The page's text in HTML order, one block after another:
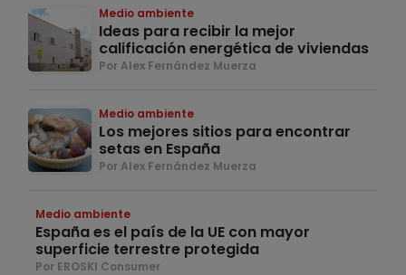
Medio ambiente
Ideas para recibir la mejor
calificación energética de viviendas
Por Alex Fernández Muerza
Medio ambiente
Los mejores sitios para encontrar
setas en España
Por Alex Fernández Muerza
Medio ambiente
España es el país de la UE con mayor
superficie terrestre protegida
Por EROSKI Consumer